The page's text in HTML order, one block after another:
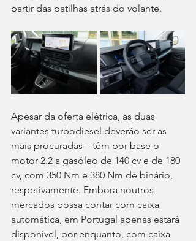
partir das patilhas atrás do volante.
Apesar da oferta elétrica, as duas
variantes turbodiesel deverão ser as
mais procuradas – têm por base o
motor 2.2 a gasóleo de 140 cv e de 180
cv, com 350 Nm e 380 Nm de binário,
respetivamente. Embora noutros
mercados possa contar com caixa
automática, em Portugal apenas estará
disponível, por enquanto, com caixa